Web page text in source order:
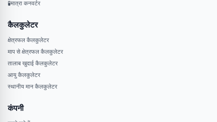
🧪मात्रा कनवर्टर
कैलकुलेटर
क्षेत्रफल कैलकुलेटर
माप से क्षेत्रफल कैलकुलेटर
तालाब खुदाई कैलकुलेटर
आयु कैलकुलेटर
स्थानीय मान कैलकुलेटर
कंपनी